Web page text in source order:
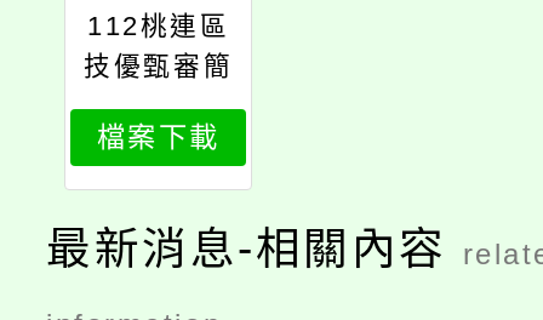
112桃連區
技優甄審簡
章2023011
3核定
檔案下載
最新消息-相關內容